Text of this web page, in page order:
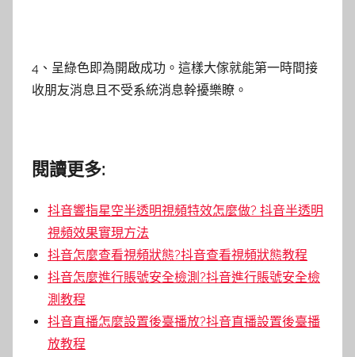
4、呈綠色即為開啟成功。這樣大傢就能第一時間接
收朋友消息且不受系統消息幹擾樂瞭。
閱讀更多:
抖音響指星空半透明視頻特效怎麼做? 抖音半透明
視頻效果實現方法
抖音怎麼查看視頻狀態?抖音查看視頻狀態教程
抖音怎麼進行賬號安全檢測?抖音進行賬號安全檢
測教程
抖音直播怎麼設置後臺播放?抖音直播設置後臺播
放教程